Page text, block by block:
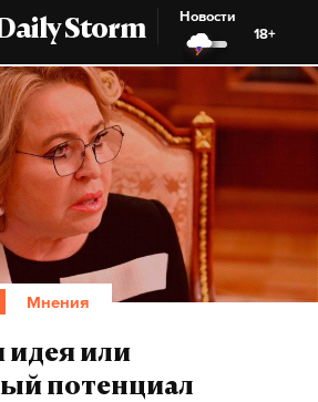
Storm
Новости
18+
Мнения
идея или
потенциал